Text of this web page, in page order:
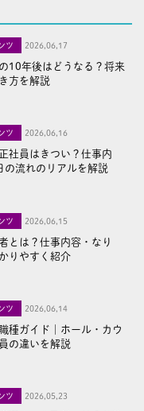
ツ 2026,06,17
10年後はどうなる？将来
方を解説
ツ 2026,06,16
社員はきつい？仕事内
の流れのリアルを解説
ツ 2026,06,15
とは？仕事内容・なり
りやすく紹介
ツ 2026,06,14
種ガイド｜ホール・カウ
の違いを解説
ツ 2026,05,23